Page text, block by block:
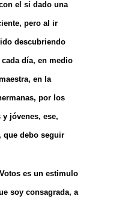
el si dado una
pero al ir
descubriendo
día, en medio
en la
por los
jóvenes, ese,
que debo seguir
es un estimulo
soy consagrada, a